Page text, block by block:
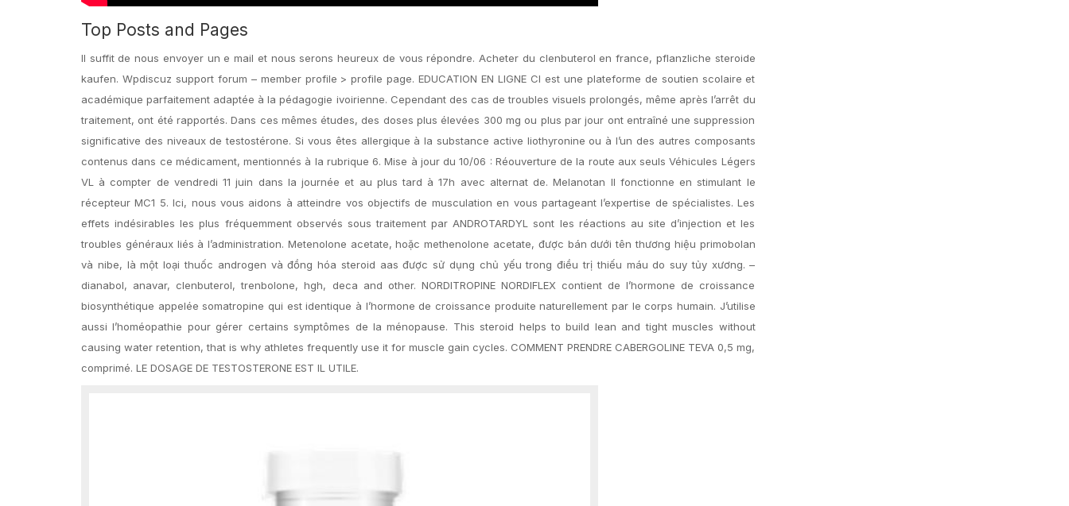
Top Posts and Pages
Il suffit de nous envoyer un e mail et nous serons heureux de vous répondre. Acheter du clenbuterol en france, pflanzliche steroide
kaufen. Wpdiscuz support forum – member profile > profile page. EDUCATION EN LIGNE CI est une plateforme de soutien scolaire et
académique parfaitement adaptée à la pédagogie ivoirienne. Cependant des cas de troubles visuels prolongés, même après l’arrêt du
traitement, ont été rapportés. Dans ces mêmes études, des doses plus élevées 300 mg ou plus par jour ont entraîné une suppression
significative des niveaux de testostérone. Si vous êtes allergique à la substance active liothyronine ou à l’un des autres composants
contenus dans ce médicament, mentionnés à la rubrique 6. Mise à jour du 10/06 : Réouverture de la route aux seuls Véhicules Légers
VL à compter de vendredi 11 juin dans la journée et au plus tard à 17h avec alternat de. Melanotan II fonctionne en stimulant le
récepteur MC1 5. Ici, nous vous aidons à atteindre vos objectifs de musculation en vous partageant l’expertise de spécialistes. Les
effets indésirables les plus fréquemment observés sous traitement par ANDROTARDYL sont les réactions au site d’injection et les
troubles généraux liés à l’administration. Metenolone acetate, hoặc methenolone acetate, được bán dưới tên thương hiệu primobolan
và nibe, là một loại thuốc androgen và đồng hóa steroid aas được sử dụng chủ yếu trong điều trị thiếu máu do suy tủy xương. –
dianabol, anavar, clenbuterol, trenbolone, hgh, deca and other. NORDITROPINE NORDIFLEX contient de l’hormone de croissance
biosynthétique appelée somatropine qui est identique à l’hormone de croissance produite naturellement par le corps humain. J’utilise
aussi l’homéopathie pour gérer certains symptômes de la ménopause. This steroid helps to build lean and tight muscles without
causing water retention, that is why athletes frequently use it for muscle gain cycles. COMMENT PRENDRE CABERGOLINE TEVA 0,5 mg,
comprimé. LE DOSAGE DE TESTOSTERONE EST IL UTILE.